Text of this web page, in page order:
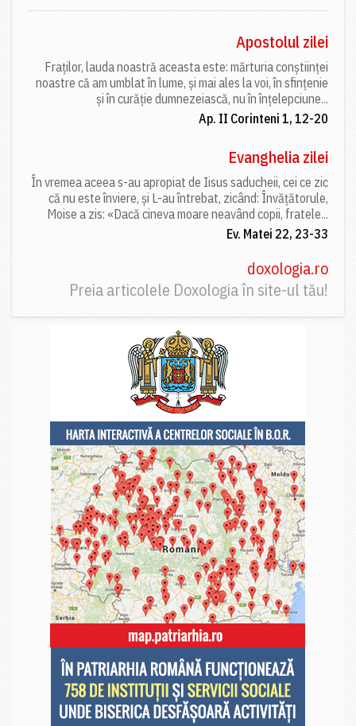
Apostolul zilei
Fraților, lauda noastră aceasta este: mărturia conștiinței
noastre că am umblat în lume, și mai ales la voi, în sfințenie
și în curăție dumnezeiască, nu în înțelepciune...
Ap. II Corinteni 1, 12-20
Evanghelia zilei
În vremea aceea s-au apropiat de Iisus saducheii, cei ce zic
că nu este înviere, și L-au întrebat, zicând: Învățătorule,
Moise a zis: «Dacă cineva moare neavând copii, fratele...
Ev. Matei 22, 23-33
doxologia.ro
Preia articolele Doxologia în site-ul tău!